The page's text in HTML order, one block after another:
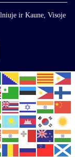
ir Kaune, Visoje